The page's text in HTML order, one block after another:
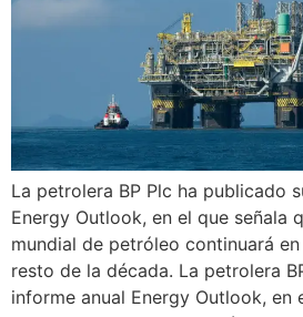
La petrolera BP Plc ha publicado
Energy Outlook, en el que señala
mundial de petróleo continuará
resto de la década. La petrolera
informe anual Energy Outlook, en